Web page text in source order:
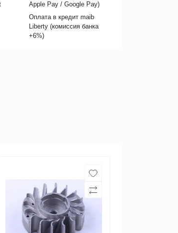
Apple Pay / Google Pay)
Оплата в кредит maib
Liberty (комиссия банкa
+6%)